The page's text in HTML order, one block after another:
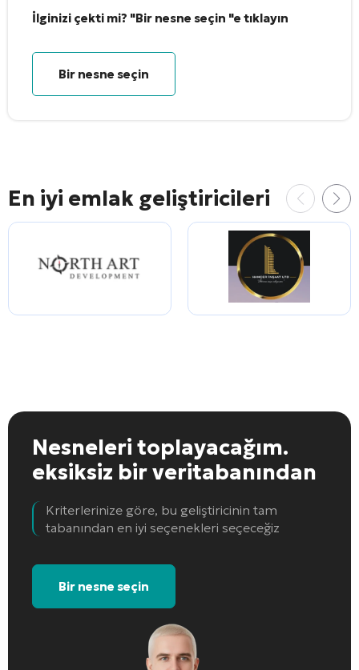
İlginizi çekti mi? "Bir nesne seçin "e tıklayın
Bir nesne seçin
En iyi emlak geliştiricileri
Nesneleri toplayacağım.
eksiksiz bir veritabanından
Kriterlerinize göre, bu geliştiricinin tam
tabanından en iyi seçenekleri seçeceğiz
Bir nesne seçin